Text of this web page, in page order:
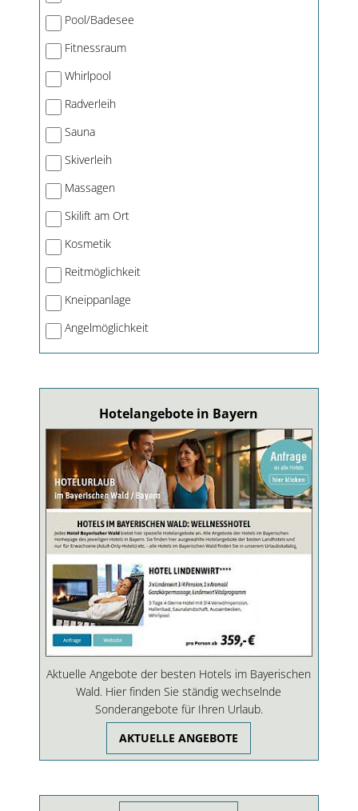
Pool/Badesee
Fitnessraum
Whirlpool
Radverleih
Sauna
Skiverleih
Massagen
Skilift am Ort
Kosmetik
Reitmöglichkeit
Kneippanlage
Angelmöglichkeit
Hotelangebote in Bayern
Aktuelle Angebote der besten Hotels im Bayerischen
Wald. Hier finden Sie ständig wechselnde
Sonderangebote für Ihren Urlaub.
AKTUELLE ANGEBOTE